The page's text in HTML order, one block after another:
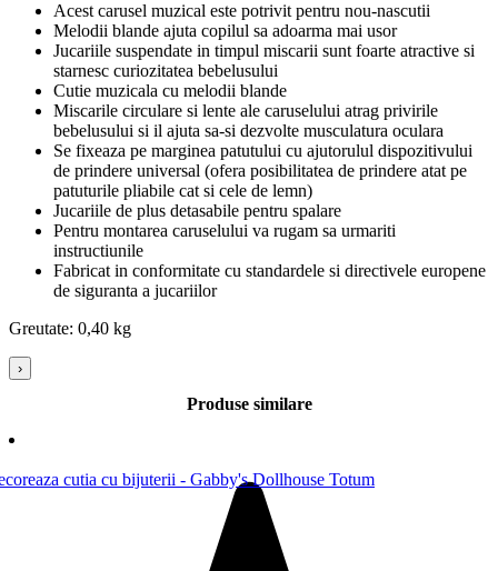
Acest carusel muzical este potrivit pentru nou-nascutii
Melodii blande ajuta copilul sa adoarma mai usor
Jucariile suspendate in timpul miscarii sunt foarte atractive si
starnesc curiozitatea bebelusului
Cutie muzicala cu melodii blande
Miscarile circulare si lente ale caruselului atrag privirile
bebelusului si il ajuta sa-si dezvolte musculatura oculara
Se fixeaza pe marginea patutului cu ajutorulul dispozitivului
de prindere universal (ofera posibilitatea de prindere atat pe
patuturile pliabile cat si cele de lemn)
Jucariile de plus detasabile pentru spalare
Pentru montarea caruselului va rugam sa urmariti
instructiunile
Fabricat in conformitate cu standardele si directivele europene
de siguranta a jucariilor
Greutate: 0,40 kg
›
Produse similare